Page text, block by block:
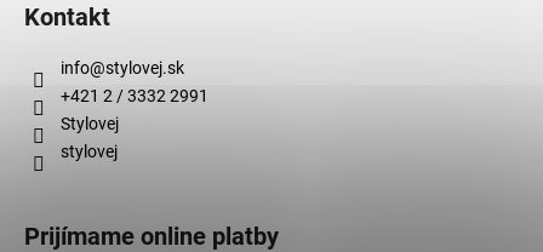
Kontakt
info@stylovej.sk
+421 2 / 3332 2991
Stylovej
stylovej
Prijímame online platby